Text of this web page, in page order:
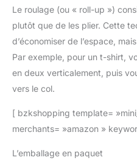
Le roulage (ou « roll-up »)
plutôt que de les plier. Cette
d’économiser de l’espace,
Par exemple, pour un t-shirt,
en deux verticalement, puis
vers le col.
[ bzkshopping template=
merchants= »amazon »
L’emballage en paquet